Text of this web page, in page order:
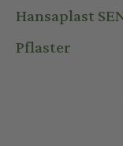
Hansaplast
Pflaster